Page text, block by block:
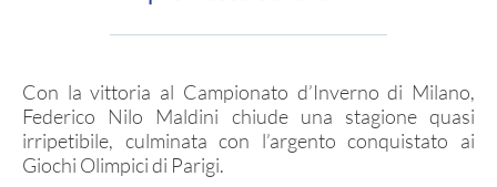
IL TIRO A SEGNO
Carabina
Con la vittoria al Campionato d’Inverno di Milano,
Federico Nilo Maldini chiude una stagione quasi
irripetibile, culminata con l’argento conquistato ai
Giochi Olimpici di Parigi.